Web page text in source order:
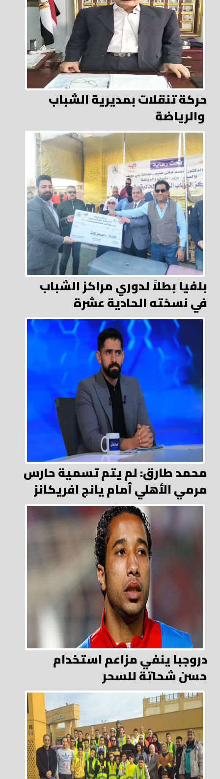
حركة تنقلات بمديرية الشباب
بلفيا بطلاً لدوري مراكز الشباب
في نسخته الحادية عشرة
محمد طارق: لم يتم تسمية حارس
مرمي الأهلي أمام يانج افريكانز
دروجبا ينفي مزاعم استخدام
حسن شحاتة للسحر